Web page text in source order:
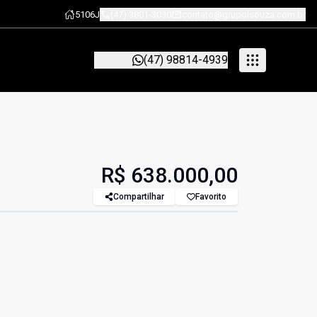
5106J
(47) 98814-4939
R$ 638.000,00
Compartilhar Favorito